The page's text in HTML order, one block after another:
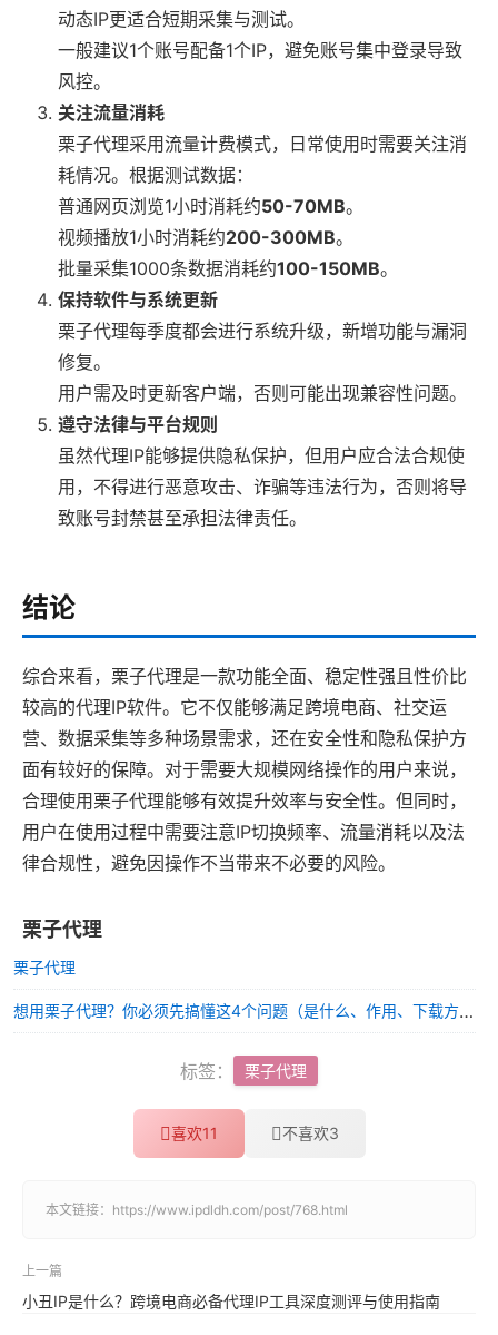
动态IP更适合短期采集与测试。
一般建议1个账号配备1个IP，避免账号集中登录导致
风控。
关注流量消耗
栗子代理采用流量计费模式，日常使用时需要关注消
耗情况。根据测试数据：
普通网页浏览1小时消耗约50-70MB。
视频播放1小时消耗约200-300MB。
批量采集1000条数据消耗约100-150MB。
保持软件与系统更新
栗子代理每季度都会进行系统升级，新增功能与漏洞
修复。
用户需及时更新客户端，否则可能出现兼容性问题。
遵守法律与平台规则
虽然代理IP能够提供隐私保护，但用户应合法合规使
用，不得进行恶意攻击、诈骗等违法行为，否则将导
致账号封禁甚至承担法律责任。
结论
综合来看，栗子代理是一款功能全面、稳定性强且性价比
较高的代理IP软件。它不仅能够满足跨境电商、社交运
营、数据采集等多种场景需求，还在安全性和隐私保护方
面有较好的保障。对于需要大规模网络操作的用户来说，
合理使用栗子代理能够有效提升效率与安全性。但同时，
用户在使用过程中需要注意IP切换频率、流量消耗以及法
律合规性，避免因操作不当带来不必要的风险。
栗子代理
栗子代理
想用栗子代理？你必须先搞懂这4个问题（是什么、作用、下载方式、价格）
标签： 栗子代理
喜欢11 不喜欢3
本文链接： https://www.ipdldh.com/post/768.html
上一篇
小丑IP是什么？跨境电商必备代理IP工具深度测评与使用指南